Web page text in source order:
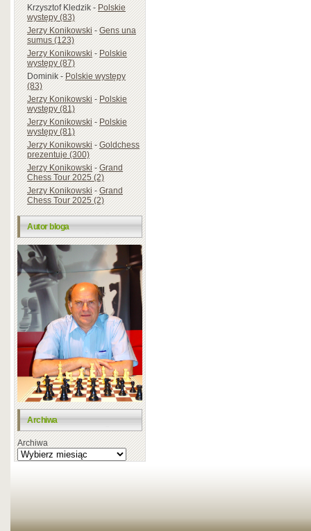
Krzysztof Kledzik-Polskie
występy (83)
Jerzy Konikowski-Gens una
sumus (123)
Jerzy Konikowski-Polskie
występy (87)
Dominik-Polskie występy
(83)
Jerzy Konikowski-Polskie
występy (81)
Jerzy Konikowski-Polskie
występy (81)
Jerzy Konikowski-Goldchess
prezentuje (300)
Jerzy Konikowski-Grand
Chess Tour 2025 (2)
Jerzy Konikowski-Grand
Chess Tour 2025 (2)
Autor bloga
Archiwa
Archiwa